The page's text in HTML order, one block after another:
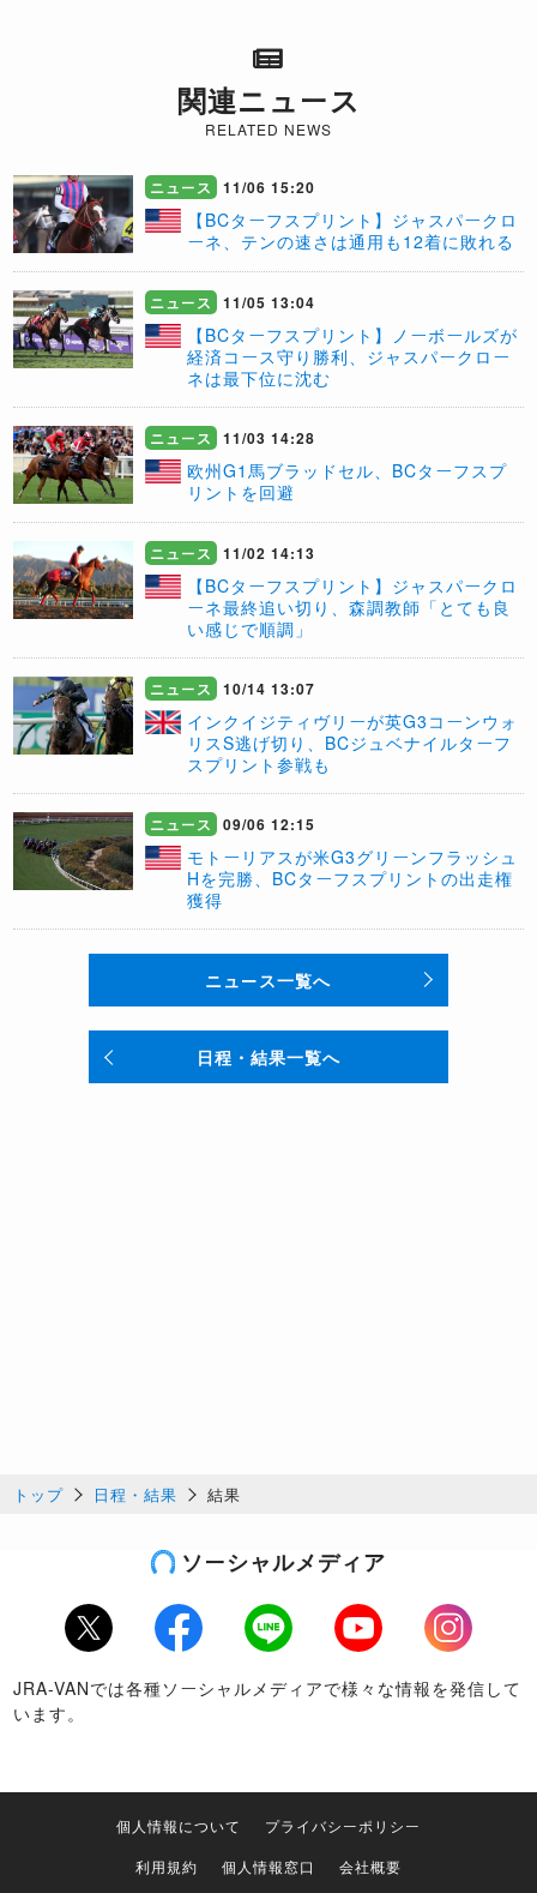
関連ニュース
RELATED NEWS
ニュース 11/06 15:20
【BCターフスプリント】ジャスパークロ
ーネ、テンの速さは通用も12着に敗れる
ニュース 11/05 13:04
【BCターフスプリント】ノーボールズが
経済コース守り勝利、ジャスパークロー
ネは最下位に沈む
ニュース 11/03 14:28
欧州G1馬ブラッドセル、BCターフスプ
リントを回避
ニュース 11/02 14:13
【BCターフスプリント】ジャスパークロ
ーネ最終追い切り、森調教師「とても良
い感じで順調」
ニュース 10/14 13:07
インクイジティヴリーが英G3コーンウォ
リスS逃げ切り、BCジュベナイルターフ
スプリント参戦も
ニュース 09/06 12:15
モトーリアスが米G3グリーンフラッシュ
Hを完勝、BCターフスプリントの出走権
獲得
ニュース一覧へ
日程・結果一覧へ
トップ 日程・結果 結果
ソーシャルメディア
Twitter Facebook LINE Youtube
Instagram
JRA-VANでは各種ソーシャルメディアで様々な情報を発信して
います。
個人情報について
プライバシーポリシー
利用規約
個人情報窓口 会社概要